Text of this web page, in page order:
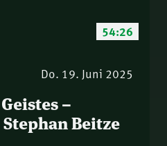
54:26
Do. 19. Juni 2025
–
Beitze